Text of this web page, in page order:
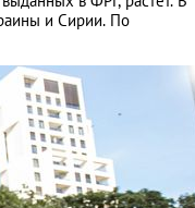
и Сирии. По